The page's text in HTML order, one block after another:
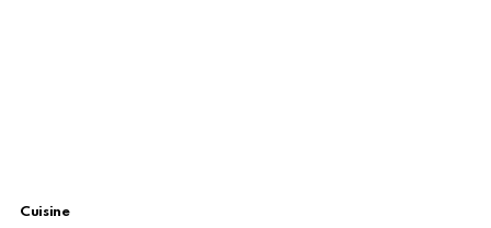
Cuisine